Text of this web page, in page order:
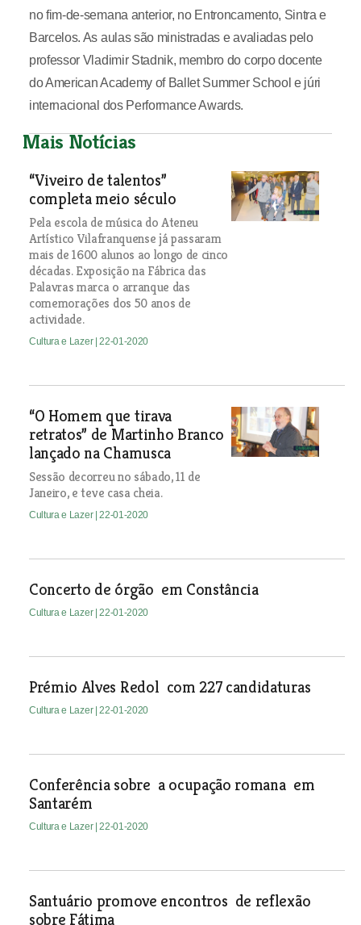
no fim-de-semana anterior, no Entroncamento, Sintra e
Barcelos. As aulas são ministradas e avaliadas pelo
professor Vladimir Stadnik, membro do corpo docente
do American Academy of Ballet Summer School e júri
internacional dos Performance Awards.
Mais Notícias
“Viveiro de talentos”
completa meio século
Pela escola de música do Ateneu
Artístico Vilafranquense já passaram
mais de 1600 alunos ao longo de cinco
décadas. Exposição na Fábrica das
Palavras marca o arranque das
comemorações dos 50 anos de
actividade.
Cultura e Lazer | 22-01-2020
“O Homem que tirava
retratos” de Martinho Branco
lançado na Chamusca
Sessão decorreu no sábado, 11 de
Janeiro, e teve casa cheia.
Cultura e Lazer | 22-01-2020
Concerto de órgão em Constância
Cultura e Lazer | 22-01-2020
Prémio Alves Redol com 227 candidaturas
Cultura e Lazer | 22-01-2020
Conferência sobre a ocupação romana em
Santarém
Cultura e Lazer | 22-01-2020
Santuário promove encontros de reflexão
sobre Fátima